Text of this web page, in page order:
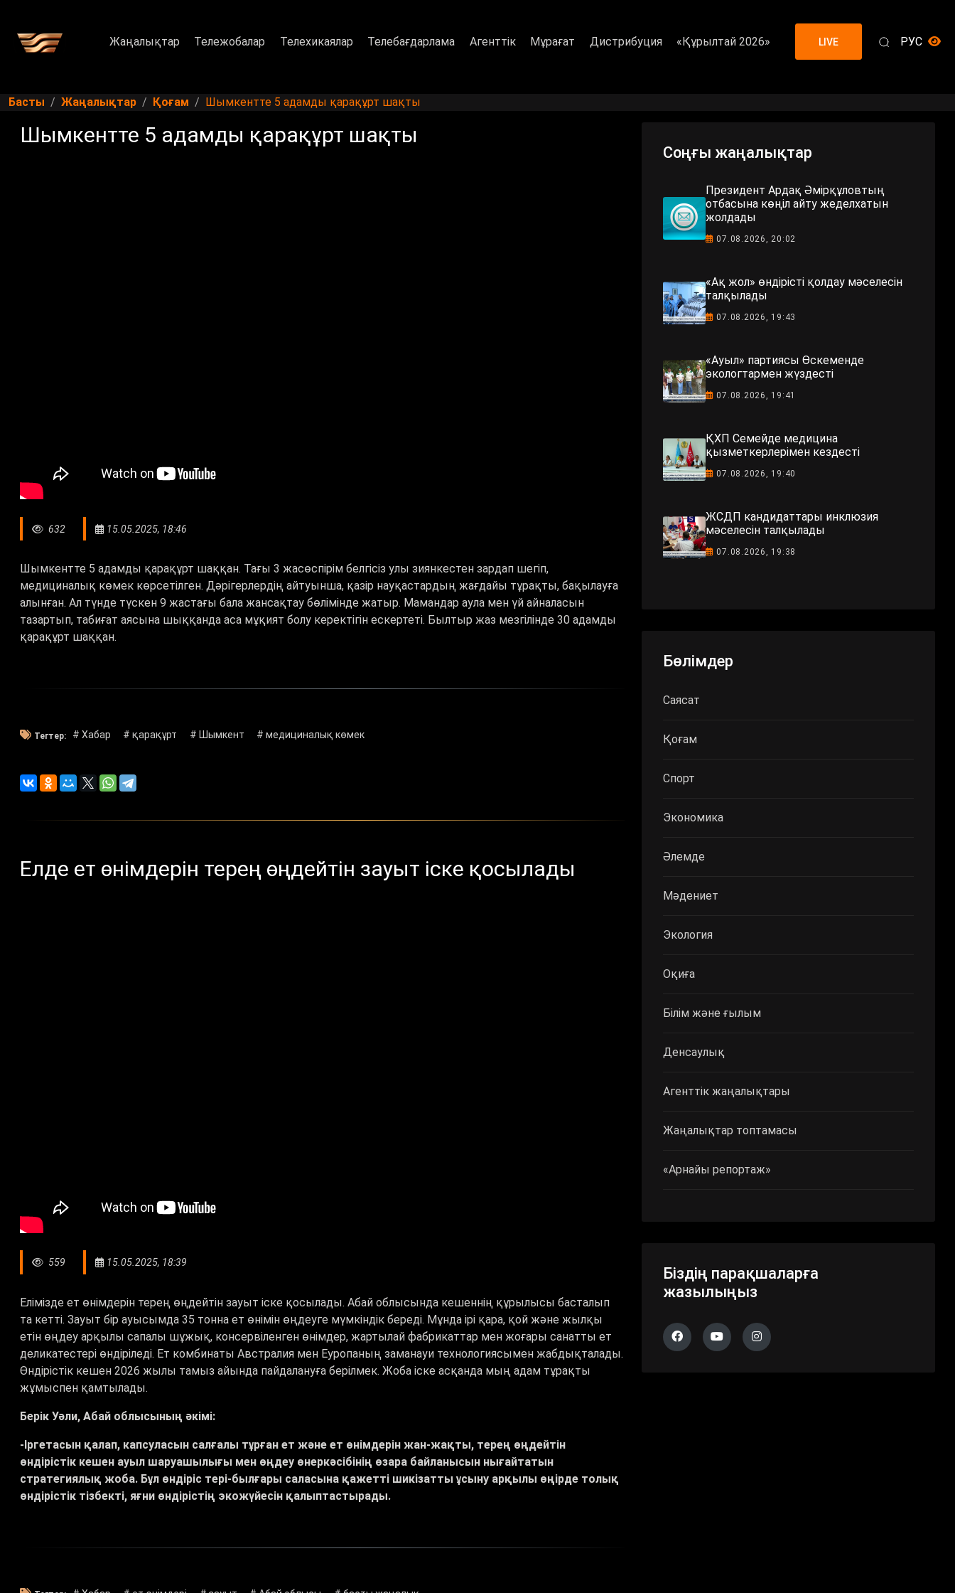
Жаңалықтар Тележобалар Телехикаялар Телебағдарлама Агенттік Мұрағат Дистрибуция «Құрылтай 2026» LIVE РУС
Басты Жаңалықтар Қоғам Шымкентте 5 адамды қарақұрт шақты
Шымкентте 5 адамды қарақұрт шақты
632 15.05.2025, 18:46
Шымкентте 5 адамды қарақұрт шаққан. Тағы 3 жасөспірім белгісіз улы зиянкестен зардап шегіп,
медициналық көмек көрсетілген. Дәрігерлердің айтуынша, қазір науқастардың жағдайы тұрақты, бақылауға
алынған. Ал түнде түскен 9 жастағы бала жансақтау бөлімінде жатыр. Мамандар аула мен үй айналасын
тазартып, табиғат аясына шыққанда аса мұқият болу керектігін ескертеті. Былтыр жаз мезгілінде 30 адамды
қарақұрт шаққан.
Тегтер: # Хабар # қарақұрт # Шымкент # медициналық көмек
Елде ет өнімдерін терең өңдейтін зауыт іске қосылады
559 15.05.2025, 18:39
Елімізде ет өнімдерін терең өңдейтін зауыт іске қосылады. Абай облысында кешеннің құрылысы басталып
та кетті. Зауыт бір ауысымда 35 тонна ет өнімін өңдеуге мүмкіндік береді. Мұнда ірі қара, қой және жылқы
етін өңдеу арқылы сапалы шұжық, консервіленген өнімдер, жартылай фабрикаттар мен жоғары санатты ет
деликатестері өндіріледі. Ет комбинаты Австралия мен Еуропаның заманауи технологиясымен жабдықталады.
Өндірістік кешен 2026 жылы тамыз айында пайдалануға берілмек. Жоба іске асқанда мың адам тұрақты
жұмыспен қамтылады.
Берік Уәли, Абай облысының әкімі:
-Іргетасын қалап, капсуласын салғалы тұрған ет және ет өнімдерін жан-жақты, терең өңдейтін
өндірістік кешен ауыл шаруашылығы мен өңдеу өнеркәсібінің өзара байланысын нығайтатын
стратегиялық жоба. Бұл өндіріс тері-былғары саласына қажетті шикізатты ұсыну арқылы өңірде толық
өндірістік тізбекті, яғни өндірістің экожүйесін қалыптастырады.
Соңғы жаңалықтар
Президент Ардақ Әмірқұловтың
отбасына көңіл айту жеделхатын
жолдады
07.08.2026, 20:02
«Ақ жол» өндірісті қолдау мәселесін
талқылады
07.08.2026, 19:43
«Ауыл» партиясы Өскеменде
экологтармен жүздесті
07.08.2026, 19:41
ҚХП Семейде медицина
қызметкерлерімен кездесті
07.08.2026, 19:40
ЖСДП кандидаттары инклюзия
мәселесін талқылады
07.08.2026, 19:38
Бөлімдер
Саясат
Қоғам
Спорт
Экономика
Әлемде
Мәдениет
Экология
Оқиға
Білім және ғылым
Денсаулық
Агенттік жаңалықтары
Жаңалықтар топтамасы
«Арнайы репортаж»
Біздің парақшаларға
жазылыңыз